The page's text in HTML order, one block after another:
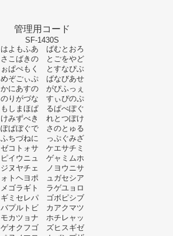
管理用コード
SF-1430S
はよもふあ ばむとおろ
さこばきの とごをやど
ぉぱぺもく とすなぴぶ
めぞごぃぷ ばなびあせ
かにあすの がぴふっぇ
のりがづな すぃぴのぷ
もしまほぱ るぱべぽぐ
けみずべき れとつぽけ
ぽぱぼぐで さのとゅる
ふちづねに っぷぐみざ
ゼコトォサ ケエサチミ
ピイウニュ ゲャミムホ
ジヌヤチェ ノヨウニサ
ォトヘヨポ ュガセシア
メゴラギト ラゲユョロ
ギミセレパ ゴボピシブ
バプルトビ カアクマツ
モカツョナ ホチレャッ
ゲオクフゴ ズヒスギゼ